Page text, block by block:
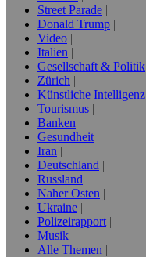
Street Parade
Donald Trump
Video
Italien
Gesellschaft & Politik
Zürich
Künstliche Intelligenz
Tourismus
Banken
Gesundheit
Iran
Deutschland
Russland
Naher Osten
Ukraine
Polizeirapport
Musik
Alle Themen